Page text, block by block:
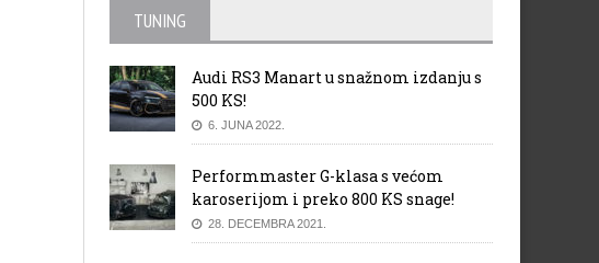
TUNING
Audi RS3 Manart u snažnom izdanju s
500 KS!
6. JUNA 2022.
Performmaster G-klasa s većom
karoserijom i preko 800 KS snage!
28. DECEMBRA 2021.